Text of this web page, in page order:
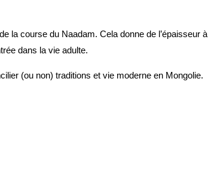
la course du Naadam. Cela donne de l’épaisseur à
dans la vie adulte.
(ou non) traditions et vie moderne en Mongolie.